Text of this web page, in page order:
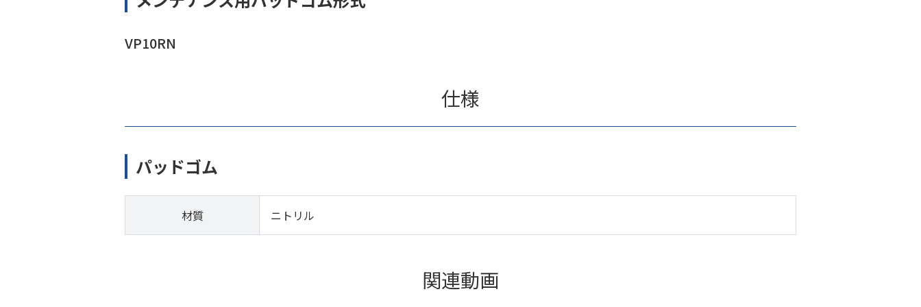
VP10RN
仕様
パッドゴム
材質 ニトリル
関連動画